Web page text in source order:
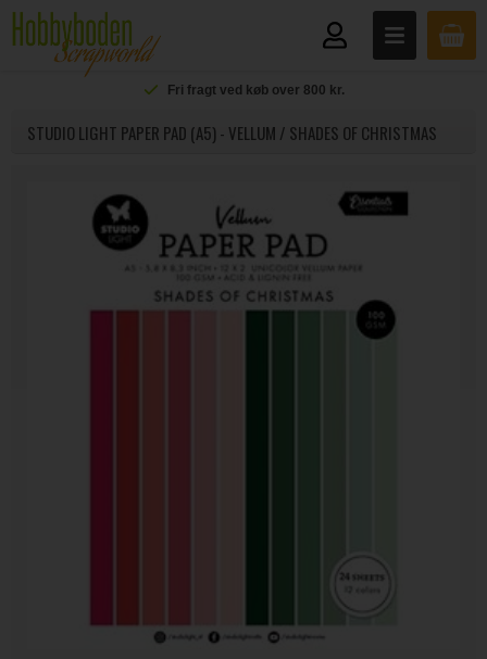
Fri fragt ved køb over 800 kr.
STUDIO LIGHT PAPER PAD (A5) - VELLUM / SHADES OF CHRISTMAS